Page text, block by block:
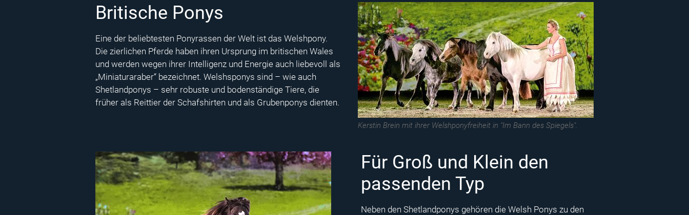
Kerstin Brein mit ihrer Welshponyfreiheit in "Im Bann des Spiegels".
Britische Ponys
Eine der beliebtesten Ponyrassen der Welt ist das Welshpony.
Die zierlichen Pferde haben ihren Ursprung im britischen Wales
und werden wegen ihrer Intelligenz und Energie auch liebevoll als
„Miniaturaraber“ bezeichnet. Welshsponys sind – wie auch
Shetlandponys – sehr robuste und bodenständige Tiere, die
früher als Reittier der Schafshirten und als Grubenponys dienten.
Für Groß und Klein den
passenden Typ
Neben den Shetlandponys gehören die Welsh Ponys zu den